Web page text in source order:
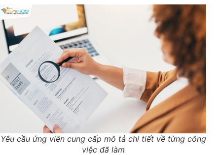
Yêu cầu ứng viên cung cấp mô tả chi tiết về từng công
việc đã làm